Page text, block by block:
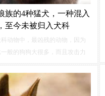
族的4种猛犬，一种混入
至今未被归入犬科
动物中，最凶残的动物，因为
般的狗狗大很多，而且攻击力
今天我以多年饲养大型猛犬的经
大型犬告诉大家，犬科动物中狼